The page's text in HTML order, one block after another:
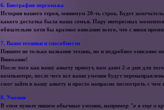
6. Биография персонажа
История вашего героя, минимум 20-ть строк. Будет
какого достатка была ваша семья. Пару интересных
обязательно хотя бы кратное описание всего, что с ними
7. Ваши техники и способности
Пишите не только название техник, но и подробное описание
Внимание!
После того как вашу анкету примут, вам дают 2-а дня для
компьютере, после чего все ваши умения будут
смог зайти в вашу анкету и просто напрасно посмотреть с
8. Умения
В этом пункте пишем обычные умения, например "а я еще и